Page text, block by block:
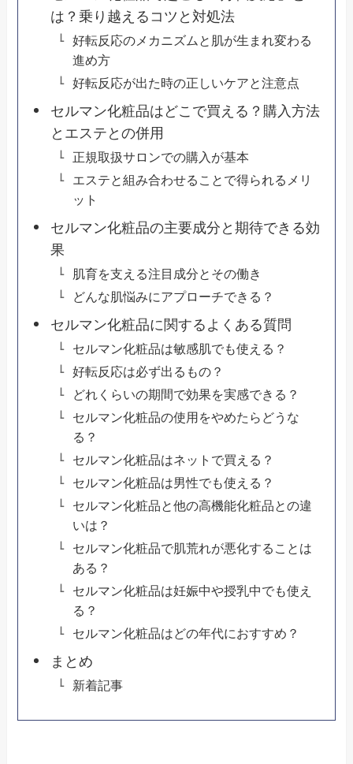
は？乗り越えるコツと対処法
好転反応のメカニズムと肌が生まれ変わる
進め方
好転反応が出た時の正しいケアと注意点
セルマン化粧品はどこで買える？購入方法
とエステとの併用
正規取扱サロンでの購入が基本
エステと組み合わせることで得られるメリ
ット
セルマン化粧品の主要成分と期待できる効
果
肌育を支える注目成分とその働き
どんな肌悩みにアプローチできる？
セルマン化粧品に関するよくある質問
セルマン化粧品は敏感肌でも使える？
好転反応は必ず出るもの？
どれくらいの期間で効果を実感できる？
セルマン化粧品の使用をやめたらどうな
る？
セルマン化粧品はネットで買える？
セルマン化粧品は男性でも使える？
セルマン化粧品と他の高機能化粧品との違
いは？
セルマン化粧品で肌荒れが悪化することは
ある？
セルマン化粧品は妊娠中や授乳中でも使え
る？
セルマン化粧品はどの年代におすすめ？
まとめ
新着記事